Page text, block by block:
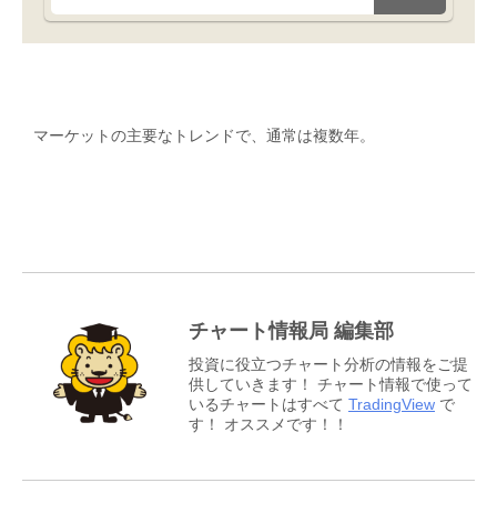
マーケットの主要なトレンドで、通常は複数年。
チャート情報局 編集部
投資に役立つチャート分析の情報をご提
供していきます！ チャート情報で使って
いるチャートはすべて TradingView で
す！ オススメです！！